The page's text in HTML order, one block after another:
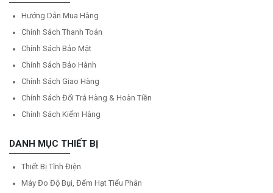
Hướng Dẫn Mua Hàng
Chính Sách Thanh Toán
Chính Sách Bảo Mật
Chính Sách Bảo Hành
Chính Sách Giao Hàng
Chính Sách Đổi Trả Hàng & Hoàn Tiền
Chính Sách Kiểm Hàng
DANH MỤC THIẾT BỊ
Thiết Bị Tĩnh Điện
Máy Đo Độ Bụi, Đếm Hạt Tiểu Phân